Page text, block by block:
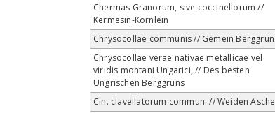
Chermas Granorum, sive coccinellorum //
Kermesin-Körnlein
Chrysocollae communis // Gemein Berggrün
Chrysocollae verae nativae metallicae vel
viridis montani Ungarici, // Des besten
Ungrischen Berggrüns
Cin. clavellatorum commun. // Weiden Asche